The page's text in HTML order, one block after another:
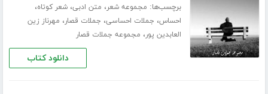
برچسب‌ها: مجموعه شعر، متن ادبی،شعر کوتاه،
احساس، جملات احساسی، جملات قصار، مهرناز زین
العابدین پور، مجموعه جملات قصار
دانلود کتاب